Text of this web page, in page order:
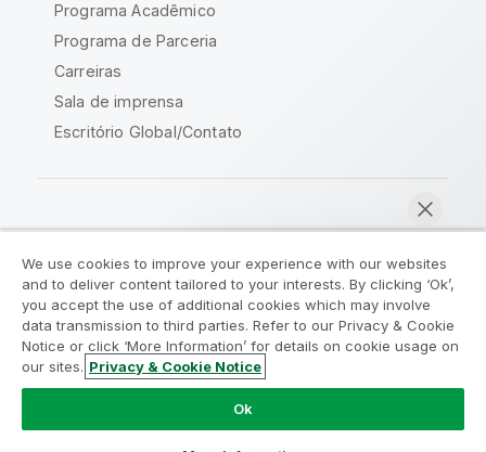
Bater papo agora
Programa Acadêmico
Programa de Parceria
Carreiras
Sala de imprensa
Escritório Global/Contato
Acordos legais
Termos do produto
Legal Policies
Políticas Legais
Termos de uso
Marcas comerciais
Do Not Share My Info
Copyright © 1993-2026 QlikTech International AB. Todos os
We use cookies to improve your experience with our websites
and to deliver content tailored to your interests. By clicking ‘Ok’,
you accept the use of additional cookies which may involve
data transmission to third parties. Refer to our Privacy & Cookie
Notice or click ‘More Information’ for details on cookie usage on
our sites. Privacy & Cookie Notice
Ok